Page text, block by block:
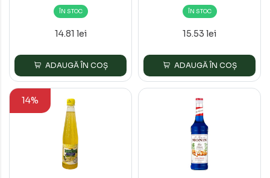
ÎN STOC
14.81 lei
ADAUGĂ ÎN COȘ
ÎN STOC
15.53 lei
ADAUGĂ ÎN COȘ
14%